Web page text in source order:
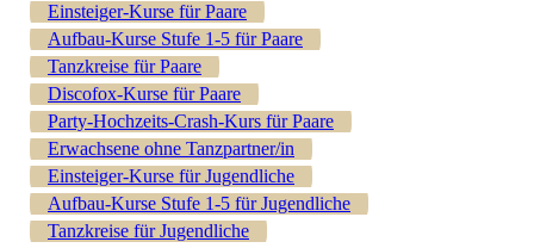
Einsteiger-Kurse für Paare
Aufbau-Kurse Stufe 1-5 für Paare
Tanzkreise für Paare
Discofox-Kurse für Paare
Party-Hochzeits-Crash-Kurs für Paare
Erwachsene ohne Tanzpartner/in
Einsteiger-Kurse für Jugendliche
Aufbau-Kurse Stufe 1-5 für Jugendliche
Tanzkreise für Jugendliche